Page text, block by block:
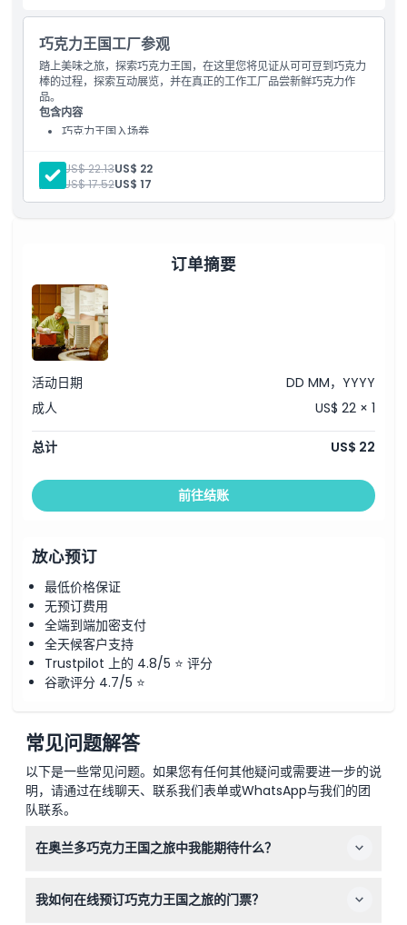
营业时间
需要了解的事项
如何兑换
巧克力王国工厂参观
踏上美味之旅，探索巧克力王国，在这里您将见证从可可豆到巧克力
棒的过程，探索互动展览，并在真正的工作工厂品尝新鲜巧克力作
品。
包含内容
巧克力王国入场券
整个旅程中的品尝
成人: US$ 22.13US$ 22
儿童:
US$ 17.52US$ 17
订单摘要
活动日期
DD MM，YYYY
成人
US$ 22 × 1
总计 US$ 22
前往结账
放心预订
最低价格保证
无预订费用
全端到端加密支付
全天候客户支持
Trustpilot 上的 4.8/5 ⭐ 评分
谷歌评分 4.7/5 ⭐
常见问题解答
以下是一些常见问题。如果您有任何其他疑问或需要进一步的说
明，请通过在线聊天、联系我们表单或WhatsApp与我们的团
队联系。
在奥兰多巧克力王国之旅中我能期待什么？
力棒，整个体验中配有多媒体展示和品尝样品。
我如何在线预订巧克力王国之旅的门票？